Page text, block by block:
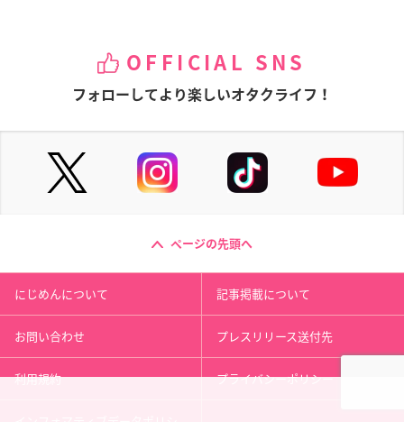
OFFICIAL SNS
フォローしてより楽しいオタクライフ！
ページの先頭へ
にじめんについて 記事掲載について
お問い合わせ プレスリリース送付先
利用規約 プライバシーポリシー